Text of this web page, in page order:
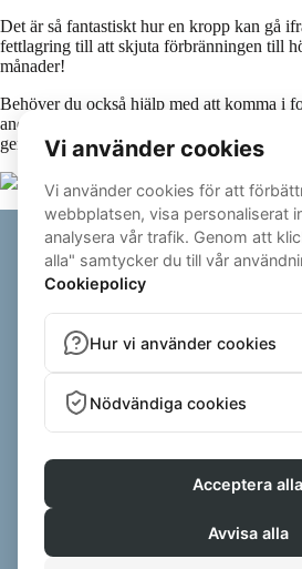
Det är så fantastiskt hur en kropp kan gå
fettlagring till att skjuta förbränningen till
månader!
Behöver du också hjälp med att komma i
andra? Kolla gärna in mina
genom att skicka in din intresseanmälan via
© 2026 - ALEXANDEREK.SE | ALL
POWERED BY ZENFIT - PERSONAL
PRIVACY
ALEXANDER EK AB , BERG 11, 432 92
ALEXANDER.EK@LIVE.SE ,
VI KAN SAMLA IN RECENSIONER VIA
TRUSTPILOT ELLER SIMPLY REVIEW). I
AUTOMATISKA INBJUDNINGAR UT TILL
ANVÄNDER SINA EGNA INTERNA
RECENSIONERNAS ÄKTHET. VI KAN OCKSÅ
SKICKATS DIREKT TILL OSS VIA T.EX. E-POST,
FÖR DESSA OMDÖMEN GÖR VI SJÄLVA EN
PUBLICERAS FÖR ATT SÄKERSTÄLLA ATT